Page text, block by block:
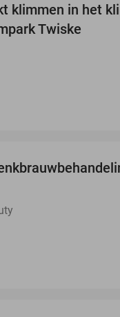
klimmen in het
Twiske